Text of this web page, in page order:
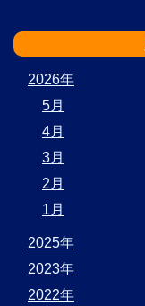
2026年
5月
4月
3月
2月
1月
2025年
2023年
2022年